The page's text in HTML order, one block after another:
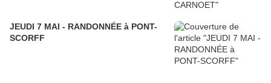
JEUDI 7 MAI - RANDONNÉE à PONT-
SCORFF